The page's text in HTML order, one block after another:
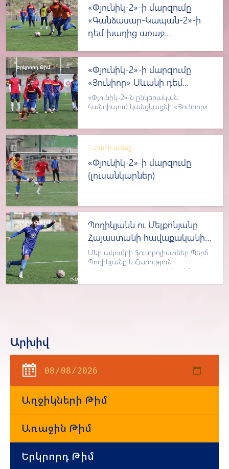
«Փյունիկ-2»-ի մարզումը
«Գանձասար-Կապան-2»-ի
դեմ խաղից առաջ
Երկրորդ Թիմ
«Փյունիկ-2»-ի մարզումը
«Յունիոր» Սևանի դեմ
խաղից առաջ
(լուսանկարներ)
«Փյունիկ-2»-ն ընկերական
հանդիպում կանցկացնի «Յունիոր»
Սևանի հետ
7 տարի առաջ
«Փյունիկ-2»-ի մարզումը
(լուսանկարներ)
Երկրորդ Թիմ
Պողիկյանն ու Մելքոնյանը
Հայաստանի հավաքականի
հետ մեկնել են Կիպրոս
Մեր ակումբի ֆուտբոլիստներ Պերճ
Պողիկյանը և Հարություն
Մելքոնյանը Հայաստանի Մ19
Արխիվ
Աղջիկների Թիմ
Առաջին Թիմ
Երկրորդ Թիմ